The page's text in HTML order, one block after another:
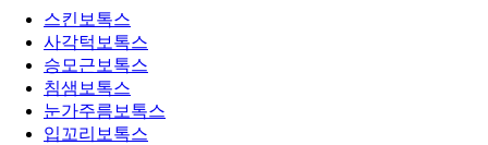
스킨보톡스
사각턱보톡스
승모근보톡스
침샘보톡스
눈가주름보톡스
입꼬리보톡스